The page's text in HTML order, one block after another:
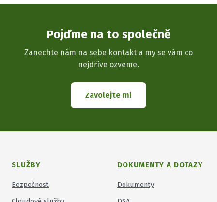
Pojďme na to společně
Zanechte nám na sebe kontakt a my se vám co
nejdříve ozveme.
Zavolejte mi
SLUŽBY
Bezpečnost
DOKUMENTY A DOTAZY
Dokumenty